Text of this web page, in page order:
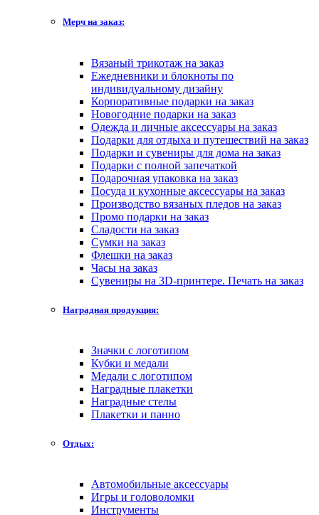
Мерч на заказ:
Вязаный трикотаж на заказ
Ежедневники и блокноты по
индивидуальному дизайну
Корпоративные подарки на заказ
Новогодние подарки на заказ
Одежда и личные аксессуары на заказ
Подарки для отдыха и путешествий на заказ
Подарки и сувениры для дома на заказ
Подарки с полной запечаткой
Подарочная упаковка на заказ
Посуда и кухонные аксессуары на заказ
Производство вязаных пледов на заказ
Промо подарки на заказ
Сладости на заказ
Сумки на заказ
Флешки на заказ
Часы на заказ
Сувениры на 3D-принтере. Печать на заказ
Наградная продукция:
Значки с логотипом
Кубки и медали
Медали с логотипом
Наградные плакетки
Наградные стелы
Плакетки и панно
Отдых:
Автомобильные аксессуары
Игры и головоломки
Инструменты